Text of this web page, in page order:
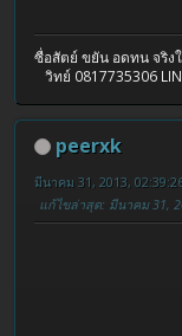
ซื่อสัตย์ ขยัน อดทน จริง
วิทย์ 0817735306
peerxk
มีนาคม 31, 2013,
แก้ไขล่าสุด: มีนาคม 31,